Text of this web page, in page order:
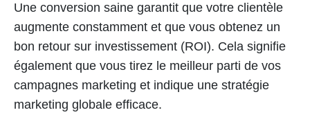
Une conversion saine garantit que votre clientèle
augmente constamment et que vous obtenez un
bon retour sur investissement (ROI). Cela signifie
également que vous tirez le meilleur parti de vos
campagnes marketing et indique une stratégie
marketing globale efficace.